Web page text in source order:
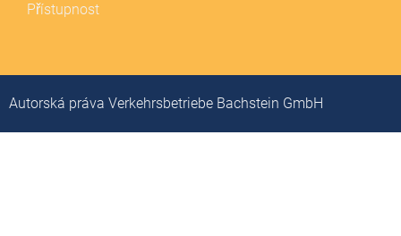
Přístupnost
Autorská práva Verkehrsbetriebe Bachstein GmbH